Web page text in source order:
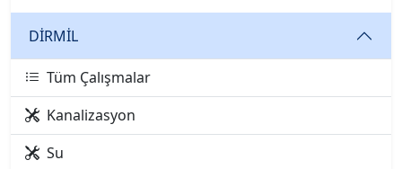
DİRMİL
Tüm Çalışmalar
Kanalizasyon
Su